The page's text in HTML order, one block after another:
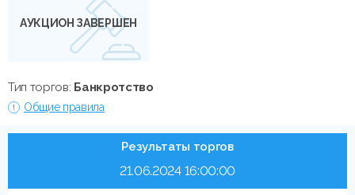
АУКЦИОН ЗАВЕРШЕН
Тип торгов: Банкротство
Общие правила
Результаты торгов
21.06.2024 16:00:00